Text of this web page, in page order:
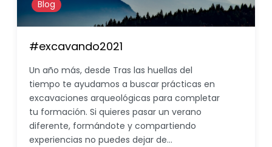
Blog
#excavando2021
Un año más, desde Tras las huellas del
tiempo te ayudamos a buscar prácticas en
excavaciones arqueológicas para completar
tu formación. Si quieres pasar un verano
diferente, formándote y compartiendo
experiencias no puedes dejar de…